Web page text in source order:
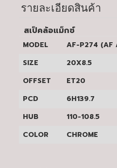
รายละเอียดสินค้า
สเป็คล้อแม็กซ์
MODEL
AF-P274 (AF
SIZE
20X8.5
OFFSET
ET20
PCD
6H139.7
HUB
110-108.5
COLOR
CHROME